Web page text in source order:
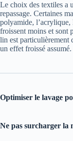
Le choix des textiles a
repassage. Certaines
polyamide, l’acrylique,
froissent moins et sont
lin est particulièrement
un effet froissé assumé.
Optimiser le lavage
Ne pas surcharger la